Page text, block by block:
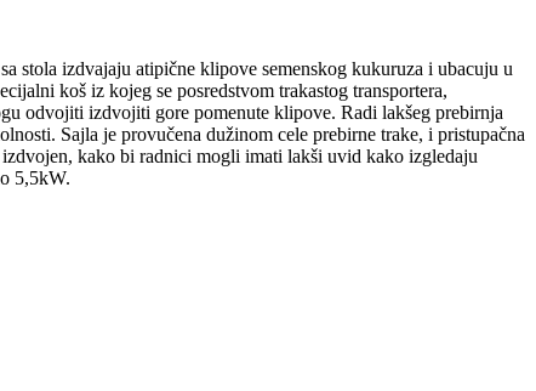
stola izdvajaju atipične klipove semenskog kukuruza i ubacuju u
koš iz kojeg se posredstvom trakastog transportera,
odvojiti izdvojiti gore pomenute klipove. Radi lakšeg prebirnja
Sajla je provučena dužinom cele prebirne trake, i pristupačna
kako bi radnici mogli imati lakši uvid kako izgledaju
5,5kW.